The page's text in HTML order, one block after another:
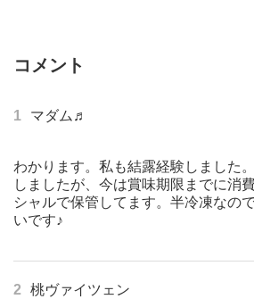
コメント
1 マダム♬
わかります。私も結露経験しました
しましたが、今は賞味期限までに消
シャルで保管してます。半冷凍なの
いです♪
2 桃ヴァイツェン